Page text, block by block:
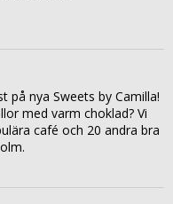
på nya Sweets by Camilla!
med varm choklad? Vi
café och 20 andra bra